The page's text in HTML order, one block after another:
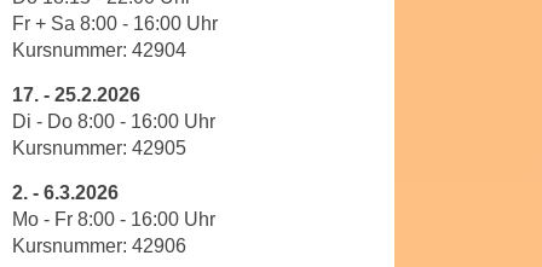
Fr + Sa 8:00 - 16:00 Uhr
Kursnummer: 42904
17. - 25.2.2026
Di - Do 8:00 - 16:00 Uhr
Kursnummer: 42905
2. - 6.3.2026
Mo - Fr 8:00 - 16:00 Uhr
Kursnummer: 42906
i
e
e
n
,
w
e
r
n
i
d
e
n
U
S
A